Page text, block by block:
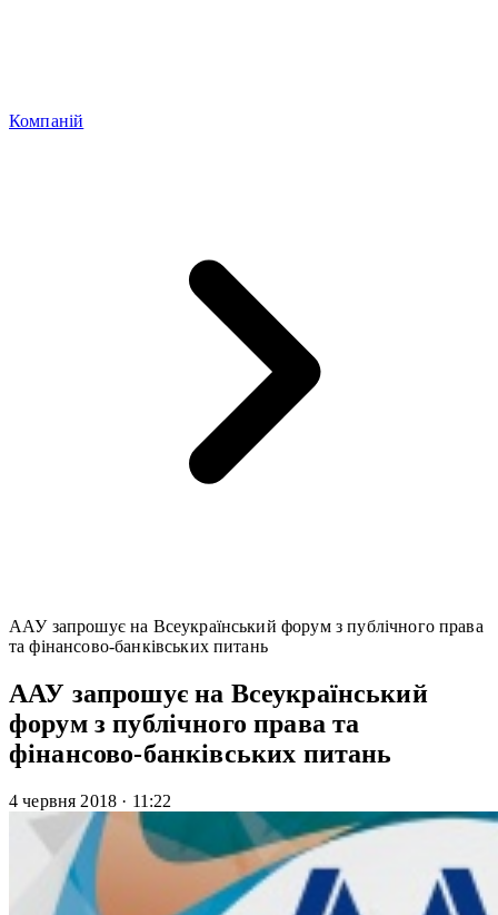
Компаній
ААУ запрошує на Всеукраїнський форум з публічного права
та фінансово-банківських питань
ААУ запрошує на Всеукраїнський
форум з публічного права та
фінансово-банківських питань
4 червня 2018 · 11:22